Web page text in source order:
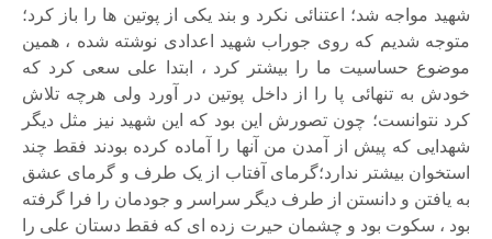
شهید مواجه شد؛ اعتنائی نکرد و بند یکی از پوتین ها را باز کرد؛
متوجه شدیم که روی جوراب شهید اعدادی نوشته شده ، همین
موضوع حساسیت ما را بیشتر کرد ، ابتدا علی سعی کرد که
خودش به تنهائی پا را از داخل پوتین در آورد ولی هرچه تلاش
کرد نتوانست؛ چون تصورش این بود که این شهید نیز مثل دیگر
شهدایی که پیش از آمدن من آنها را آماده کرده بودند فقط چند
استخوان بیشتر ندارد؛گرمای آفتاب از یک طرف و گرمای عشق
به یافتن و دانستن از طرف دیگر سراسر و جودمان را فرا گرفته
بود ، سکوت بود و چشمان حیرت زده ای که فقط دستان علی را